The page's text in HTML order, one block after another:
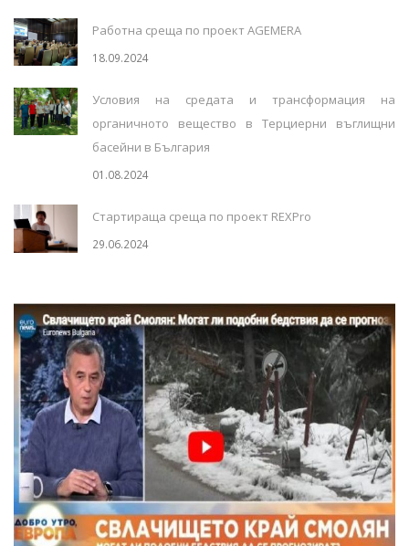
Работна среща по проект AGEMERA
18.09.2024
Условия на средата и трансформация на
органичното вещество в Терциерни въглищни
басейни в България
01.08.2024
Стартираща среща по проект REXPro
29.06.2024